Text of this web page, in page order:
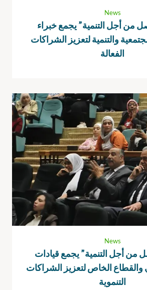
News
من أجل التنمية” يجمع خبراء
والتنمية لتعزيز الشراكات
الفعالة
News
من أجل التنمية” يجمع قيادات
والقطاع الخاص لتعزيز الشراكات
التنموية